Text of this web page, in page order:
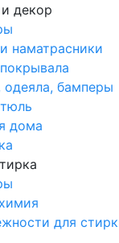
декор
наматрасники
бамперы
дома
для